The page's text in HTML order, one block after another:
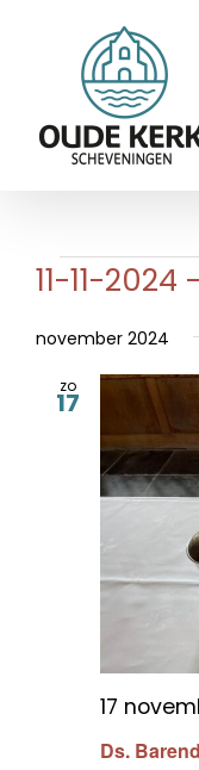
11-11-2024 -
een
datum.
november 2024
zo
17
Ds.
17